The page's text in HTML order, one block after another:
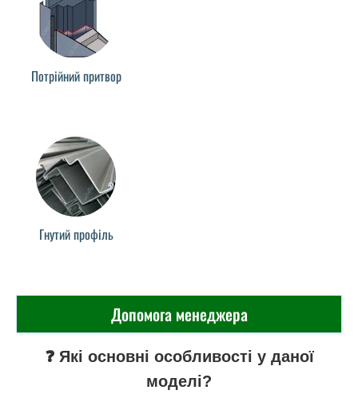
Потрійний притвор
Гнутий профіль
Допомога менеджера
❓ Які основні особливості у даної
моделі?